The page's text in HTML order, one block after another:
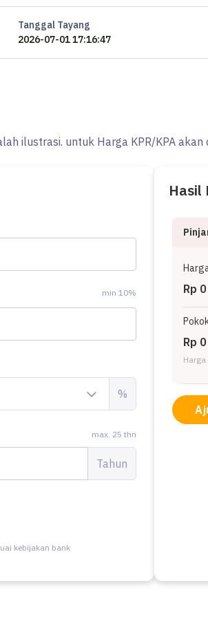
Tanggal Tayang
2026-07-01 17:16:47
ilustrasi. untuk Harga KPR/KPA
min 10%
%
max. 25 thn
Tahun
kebijakan bank
Hasil
Rp 0
Rp 0
Harga